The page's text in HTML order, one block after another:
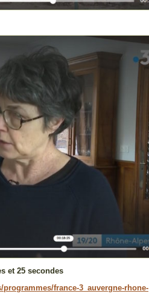
et 25 secondes
france-3_auvergne-rhone-